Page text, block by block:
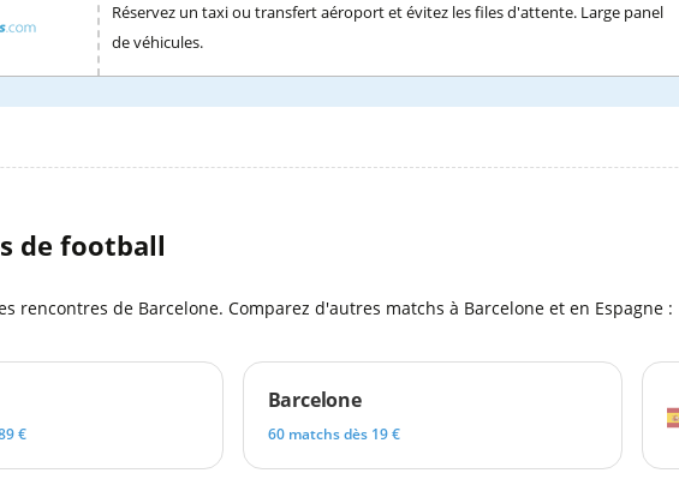
Réservez un taxi ou transfert aéroport et évitez les files d'attente. Large panel
de véhicules.
de football
rencontres de Barcelone. Comparez d'autres matchs à Barcelone et en Espagne :
€
Barcelone
60 matchs dès 19 €